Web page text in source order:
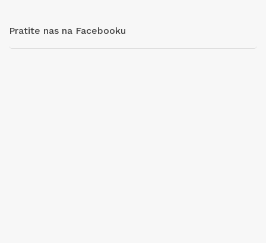
Pratite nas na Facebooku